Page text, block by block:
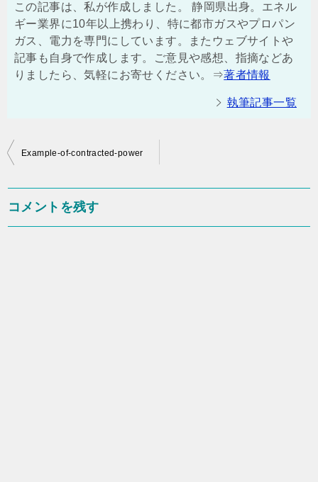
この記事は、私が作成しました。 静岡県出身。エネル
ギー業界に10年以上携わり、特に都市ガスやプロパン
ガス、電力を専門にしています。またウェブサイトや
記事も自身で作成します。ご意見や感想、指摘などあ
りましたら、気軽にお寄せください。⇒著者情報
執筆記事一覧
投
Example-of-contracted-power
コメントを残す